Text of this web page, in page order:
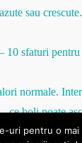
sau
10 sfaturi pentru
normale.
ce boli poate
uri pentru o mai